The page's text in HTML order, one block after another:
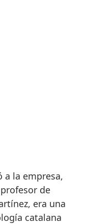
a la empresa,
de
era una
catalana